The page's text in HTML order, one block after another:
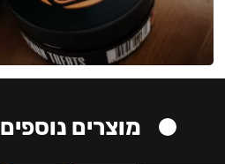
מוצרים נוספים